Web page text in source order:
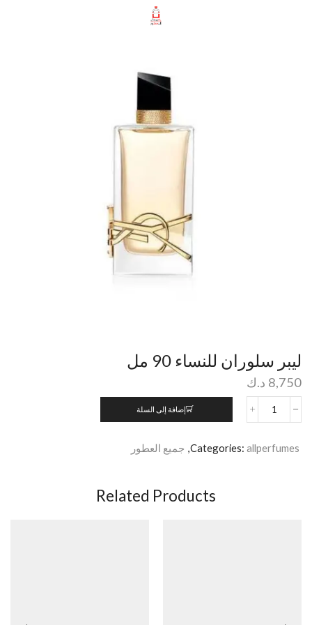
ليبر سلوران للنساء 90 مل
8,750 د.ك
إضافة إلى السلة
Categories: allperfumes
, جميع العطور
Related Products